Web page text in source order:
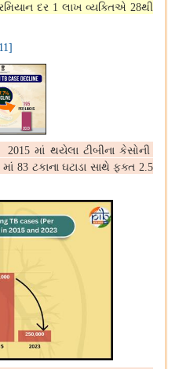
દર 1 લાખ વ્યક્તિએ 28થી
2015માં થયેલા ટીબીના કેસોની
માં 83 ટકાના ઘટાડા સાથે ફક્ત 2.5